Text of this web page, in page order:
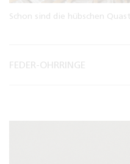
Schon sind die hübschen
FEDER-OHRRINGE